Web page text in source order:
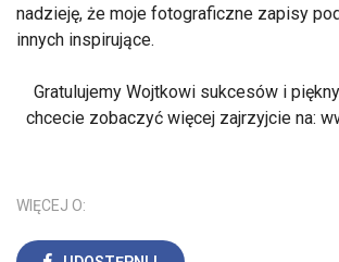
nadzieję, że moje fotograficzne zapisy
innych inspirujące.
Gratulujemy Wojtkowi sukcesów i
chcecie zobaczyć więcej zajrzyjcie na:
WIĘCEJ O: